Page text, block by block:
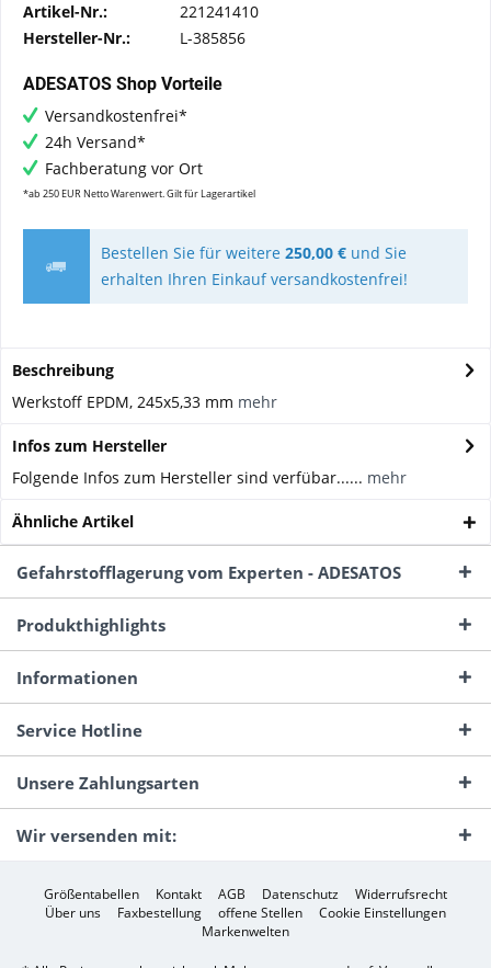
Artikel-Nr.:
221241410
Hersteller-Nr.:
L-385856
ADESATOS Shop Vorteile
Versandkostenfrei*
24h Versand*
Fachberatung vor Ort
*ab 250 EUR Netto Warenwert. Gilt für Lagerartikel
Bestellen Sie für weitere 250,00 €und Sie
erhalten Ihren Einkauf versandkostenfrei!
Beschreibung
Werkstoff EPDM, 245x5,33 mm mehr
Infos zum Hersteller
Folgende Infos zum Hersteller sind verfübar...... mehr
Ähnliche Artikel
Gefahrstofflagerung vom Experten - ADESATOS
Produkthighlights
Informationen
Service Hotline
Unsere Zahlungsarten
Wir versenden mit:
Größentabellen Kontakt AGB Datenschutz
Widerrufsrecht
Über uns
Faxbestellung offene Stellen
Cookie Einstellungen
Markenwelten